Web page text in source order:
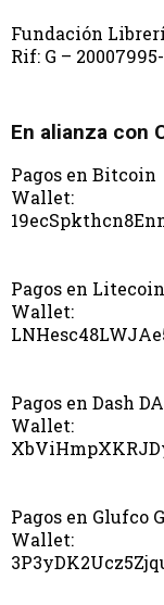
Fundación
Rif: G –
En alianza con
Pagos en Bitcoin
Wallet:
Pagos en
Wallet:
Pagos en Dash
Wallet:
Pagos en Glufco
Wallet: